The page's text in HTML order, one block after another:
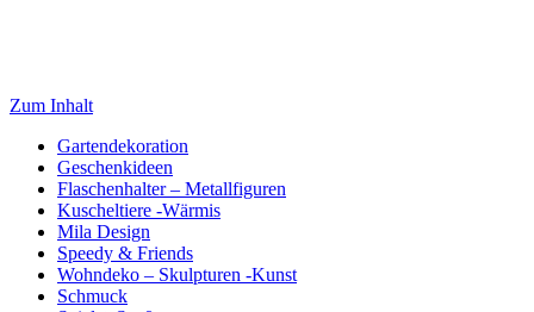
Zum Inhalt
Gartendekoration
Geschenkideen
Flaschenhalter – Metallfiguren
Kuscheltiere -Wärmis
Mila Design
Speedy & Friends
Wohndeko – Skulpturen -Kunst
Schmuck